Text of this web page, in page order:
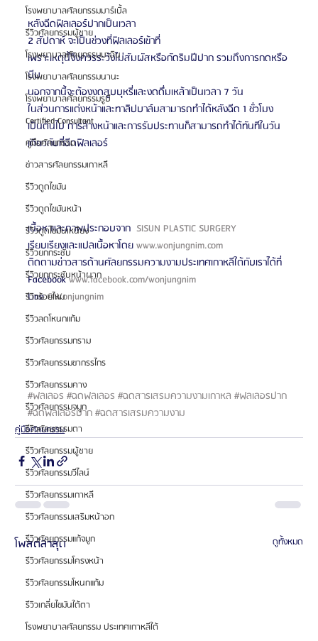
โรงพยาบาลศัลยกรรมมาร์เบิ้ล
รีวิวศัลยกรรมผู้ชาย
โรงพยาบาลศัลยกรรมมาอิน
โรงพยาบาลศัลยกรรมนานะ
โรงพยาบาลศัลยกรรมรูบี
Certified Consultant
คู่มือศัลยกรรม
ข่าวสารศัลยกรรมเกาหลี
รีวิวดูดไขมัน
รีวิวดูดไขมันหน้า
รีวิวดูดไขมันเหนียง
รีวิวยกกระชับ
รีวิวยกกระชับหน้าผาก
รีวิวร้อยไหม
รีวิวลดโหนกแก้ม
รีวิวศัลยกรรมกราม
รีวิวศัลยกรรมขากรรไกร
รีวิวศัลยกรรมคาง
รีวิวศัลยกรรมจมูก
รีวิวศัลยกรรมตา
รีวิวศัลยกรรมผู้ชาย
รีวิวศัลยกรรมวีไลน์
รีวิวศัลยกรรมเกาหลี
รีวิวศัลยกรรมเสริมหน้าอก
รีวิวศัลยกรรมแก้จมูก
รีวิวศัลยกรรมโครงหน้า
รีวิวศัลยกรรมโหนกแก้ม
รีวิวเกลี่ยไขมันใต้ตา
โรงพยาบาลศัลยกรรม ประเทศเกาหลีใต้
หลังฉีดฟิลเลอร์ปากเป็นเวลา
2 สัปดาห์ จะเป็นช่วงที่ฟิลเลอร์เข้าที่
เพราะเหตุนี้จึงควรระวังไม่สัมผัสหรือกัดริมฝีปาก รวมถึงการกดหรือ
บีบ
นอกจากนี้จะต้องงดสูบบุหรี่และงดดื่มเหล้าเป็นเวลา 7 วัน
ในส่วนการแต่งหน้าและทาลิปบาล์มสามารถทำได้หลังฉีด 1 ชั่วโมง
เป็นต้นไป การล้างหน้าและการรับประทานก็สามารถทำได้ทันทีในวัน
เดียวกับที่ฉีดฟิลเลอร์
เนื้อหาและภาพประกอบจาก SISUN PLASTIC SURGERY
เรียบเรียงและแปลเนื้อหาโดย www.wonjungnim.com
ติดตามข่าวสารด้านศัลยกรรมความงามประเทศเกาหลีใต้กับเราได้ที่
Facebook www.facebook.com/wonjungnim
Line @Wonjungnim
#ฟลเลอร #ฉดฟลเลอร #ฉดสารเสรมความงามเกาหล #ฟลเลอรปาก
#ฉดฟลเลอรปาก#ฉดสารเสรมความงาม
คู่มือศัลยกรรม
โพสต์ล่าสุด ดูทั้งหมด